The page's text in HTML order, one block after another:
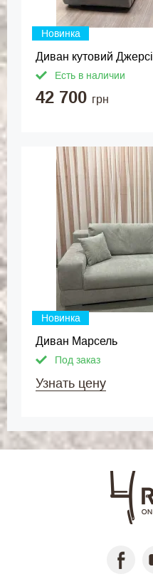
Новинка
Диван кутовий Джерсі
Есть в наличии
42 700 грн
Новинка
Диван Марсель
Под заказ
Узнать цену